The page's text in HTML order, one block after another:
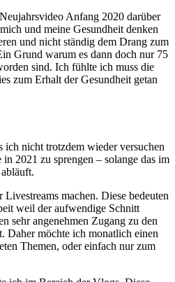
Anfang 2020 darüber
und meine Gesundheit denken
und nicht ständig dem Drang zum
Grund warum es dann doch nur 75
sind. Ich fühlte ich muss die
zum Erhalt der Gesundheit getan
ich nicht trotzdem wieder versuchen
2021 zu sprengen – solange das im
machen. Diese bedeuten
weil der aufwendige Schnitt
sehr angenehmen Zugang zu den
Daher möchte ich monatlich einen
Themen, oder einfach nur zum